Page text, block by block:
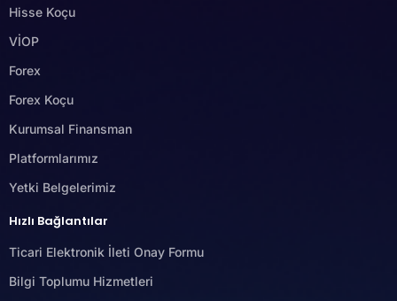
Hisse Koçu
VİOP
Forex
Forex Koçu
Kurumsal Finansman
Platformlarımız
Yetki Belgelerimiz
Hızlı Bağlantılar
Ticari Elektronik İleti Onay Formu
Bilgi Toplumu Hizmetleri